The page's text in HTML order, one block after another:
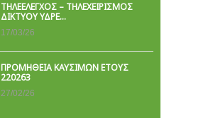
ΤΗΛΕΕΛΕΓΧΟΣ – ΤΗΛΕΧΕΙΡΙΣΜΟΣ
ΔΙΚΤΥΟΥ ΥΔΡΕ…
17/03/26
ΠΡΟΜΗΘΕΙΑ ΚΑΥΣΙΜΩΝ ΕΤΟΥΣ
220263
27/02/26